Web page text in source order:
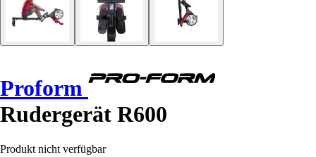
Proform
Rudergerät R600
Produkt nicht verfügbar